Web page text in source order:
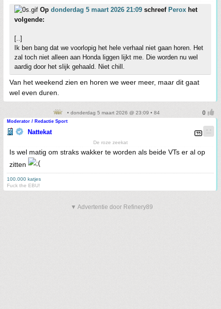
Op donderdag 5 maart 2026 21:09 schreef Perox het
volgende:
[..]
Ik ben bang dat we voorlopig het hele verhaal niet gaan horen. Het
zal toch niet alleen aan Honda liggen lijkt me. Die worden nu wel
aardig door het slijk gehaald. Niet chill.
Van het weekend zien en horen we weer meer, maar dit gaat
wel even duren.
• donderdag 5 maart 2026 @ 23:09 • 84
Moderator / Redactie Sport
Nattekat
De roze zeekat
Is wel matig om straks wakker te worden als beide VTs er al op
zitten
100.000 katjes
Fuck the EBU!
▼ Advertentie door Refinery89